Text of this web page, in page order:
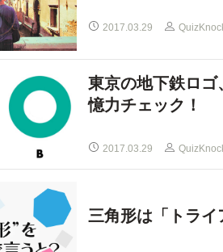
2017.03.29
東京の地下鉄ロ
憶力チェック！
2017.03.29
三角形は「トライ